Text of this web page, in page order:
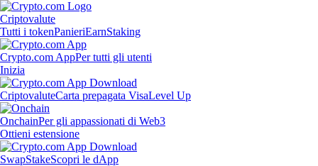
Criptovalute
Tutti i tokenPanieriEarnStaking
Crypto.com AppPer tutti gli utenti
Inizia
CriptovaluteCarta prepagata VisaLevel Up
OnchainPer gli appassionati di Web3
Ottieni estensione
SwapStakeScopri le dApp